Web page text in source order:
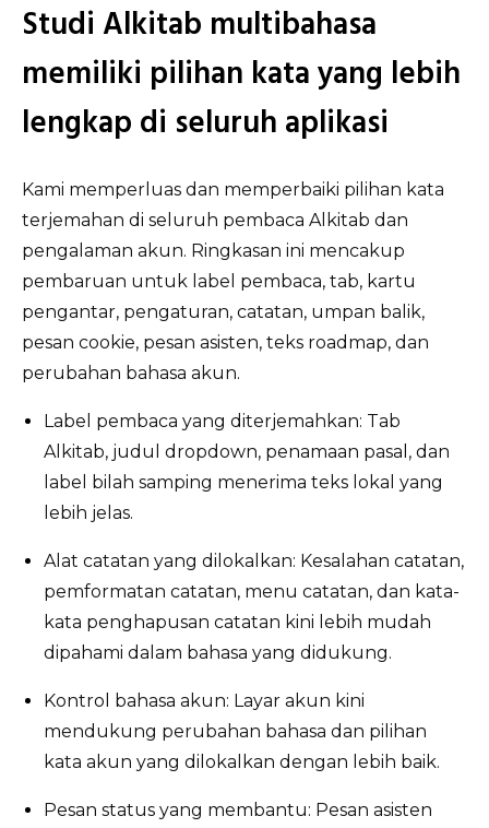
Studi Alkitab multibahasa
memiliki pilihan kata yang lebih
lengkap di seluruh aplikasi
Kami memperluas dan memperbaiki pilihan kata
terjemahan di seluruh pembaca Alkitab dan
pengalaman akun. Ringkasan ini mencakup
pembaruan untuk label pembaca, tab, kartu
pengantar, pengaturan, catatan, umpan balik,
pesan cookie, pesan asisten, teks roadmap, dan
perubahan bahasa akun.
Label pembaca yang diterjemahkan: Tab
Alkitab, judul dropdown, penamaan pasal, dan
label bilah samping menerima teks lokal yang
lebih jelas.
Alat catatan yang dilokalkan: Kesalahan catatan,
pemformatan catatan, menu catatan, dan kata-
kata penghapusan catatan kini lebih mudah
dipahami dalam bahasa yang didukung.
Kontrol bahasa akun: Layar akun kini
mendukung perubahan bahasa dan pilihan
kata akun yang dilokalkan dengan lebih baik.
Pesan status yang membantu: Pesan asisten